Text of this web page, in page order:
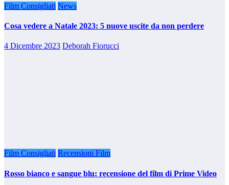
Film Consigliati News
Cosa vedere a Natale 2023: 5 nuove uscite da non perdere
4 Dicembre 2023 Deborah Fiorucci
Film Consigliati Recensioni Film
Rosso bianco e sangue blu: recensione del film di Prime Video